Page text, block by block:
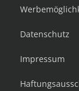
Datenschutz
Impressum